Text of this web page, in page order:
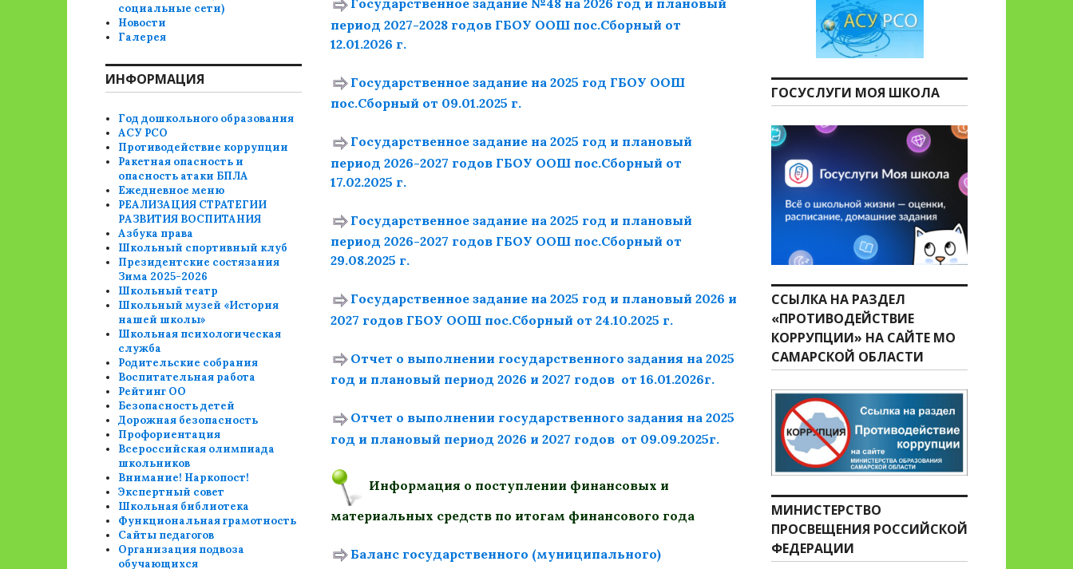
Государственное задание №48 на 2026 год и плановый
период 2027-2028 годов ГБОУ ООШ пос.Сборный от
12.01.2026 г.
Государственное задание на 2025 год ГБОУ ООШ
пос.Сборный от 09.01.2025 г.
Государственное задание на 2025 год и плановый
период 2026-2027 годов ГБОУ ООШ пос.Сборный от
17.02.2025 г.
Государственное задание на 2025 год и плановый
период 2026-2027 годов ГБОУ ООШ пос.Сборный от
29.08.2025 г.
Государственное задание на 2025 год и плановый 2026 и
2027 годов ГБОУ ООШ пос.Сборный от 24.10.2025 г.
Отчет о выполнении государственного задания на 2025
год и плановый период 2026 и 2027 годов от 16.01.2026г.
Отчет о выполнении государственного задания на 2025
год и плановый период 2026 и 2027 годов от 09.09.2025г.
Информация о поступлении финансовых и
материальных средств по итогам финансового года
Баланс государственного (муниципального)
социальные сети)
Новости
Галерея
ИНФОРМАЦИЯ
Год дошкольного образования
АСУ РСО
Противодействие коррупции
Ракетная опасность и
опасность атаки БПЛА
Ежедневное меню
РЕАЛИЗАЦИЯ СТРАТЕГИИ
РАЗВИТИЯ ВОСПИТАНИЯ
Азбука права
Школьный спортивный клуб
Президентские состязания
Зима 2025-2026
Школьный театр
Школьный музей «История
нашей школы»
Школьная психологическая
служба
Родительские собрания
Воспитательная работа
Рейтинг ОО
Безопасность детей
Дорожная безопасность
Профориентация
Всероссийская олимпиада
школьников
Внимание! Наркопост!
Экспертный совет
Школьная библиотека
Функциональная грамотность
Сайты педагогов
Организация подвоза
обучающихся
ГОСУСЛУГИ МОЯ ШКОЛА
ССЫЛКА НА РАЗДЕЛ
«ПРОТИВОДЕЙСТВИЕ
КОРРУПЦИИ» НА САЙТЕ МО
САМАРСКОЙ ОБЛАСТИ
МИНИСТЕРСТВО
ПРОСВЕЩЕНИЯ РОССИЙСКОЙ
ФЕДЕРАЦИИ